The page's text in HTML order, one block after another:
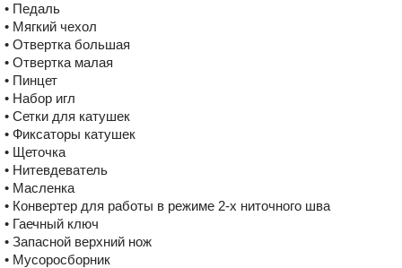
• Педаль
• Мягкий чехол
• Отвертка большая
• Отвертка малая
• Пинцет
• Набор игл
• Сетки для катушек
• Фиксаторы катушек
• Щеточка
• Нитевдеватель
• Масленка
• Конвертер для работы в режиме 2-х ниточного шва
• Гаечный ключ
• Запасной верхний нож
• Мусоросборник